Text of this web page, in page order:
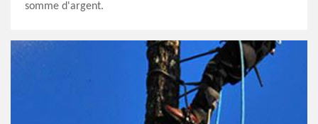
somme d'argent.